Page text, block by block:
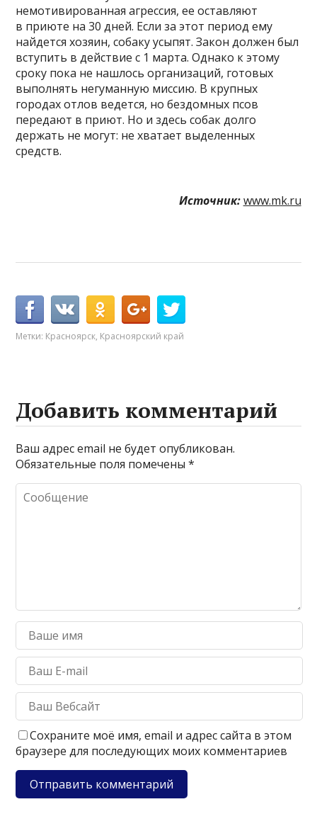
немотивированная агрессия, ее оставляют
в приюте на 30 дней. Если за этот период ему
найдется хозяин, собаку усыпят. Закон должен был
вступить в действие с 1 марта. Однако к этому
сроку пока не нашлось организаций, готовых
выполнять негуманную миссию. В крупных
городах отлов ведется, но бездомных псов
передают в приют. Но и здесь собак долго
держать не могут: не хватает выделенных
средств.
Источник: www.mk.ru
Метки: Красноярск, Красноярский край
Добавить комментарий
Ваш адрес email не будет опубликован.
Обязательные поля помечены*
Сохраните моё имя, email и адрес сайта в этом
браузере для последующих моих комментариев